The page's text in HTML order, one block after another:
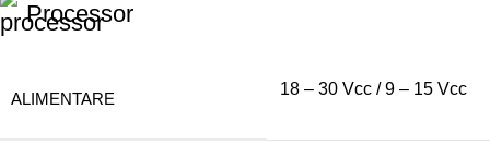
Processor
ALIMENTARE
18 – 30 Vcc / 9 – 15 Vcc